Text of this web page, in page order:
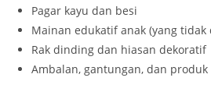
Pagar kayu dan besi
Mainan edukatif anak (yang
Rak dinding dan hiasan dekoratif
Ambalan, gantungan, dan produk